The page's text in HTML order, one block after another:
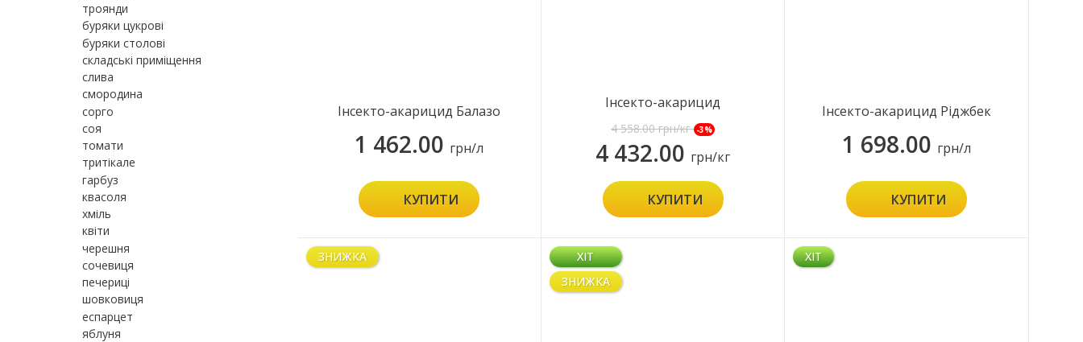
троянди
буряки цукрові
буряки столові
складські приміщення
слива
смородина
сорго
соя
томати
тритікале
гарбуз
квасоля
хміль
квіти
черешня
сочевиця
печериці
шовковиця
еспарцет
яблуня
Інсекто-акарицид Балазо
1 462.00 грн/л
КУПИТИ
Інсекто-акарицид
Джеронімо
4 558.00грн/кг -3%
4 432.00 грн/кг
КУПИТИ
Інсекто-акарицид Ріджбек
1 698.00 грн/л
КУПИТИ
ЗНИЖКА
ХІТ
ЗНИЖКА
ХІТ